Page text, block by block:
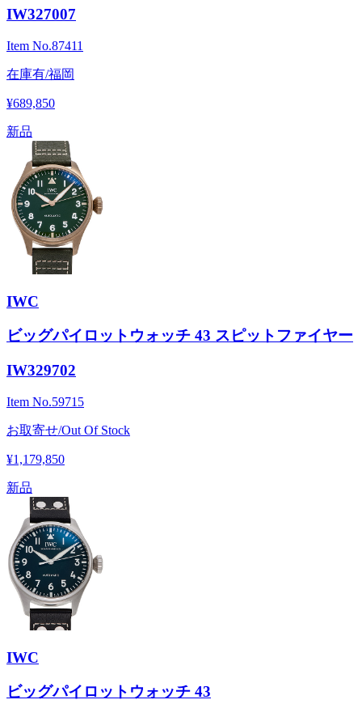
IW327007
Item No.87411
在庫有/福岡
¥689,850
新品
IWC
ビッグパイロットウォッチ 43 スピットファイヤー
IW329702
Item No.59715
お取寄せ/Out Of Stock
¥1,179,850
新品
IWC
ビッグパイロットウォッチ 43